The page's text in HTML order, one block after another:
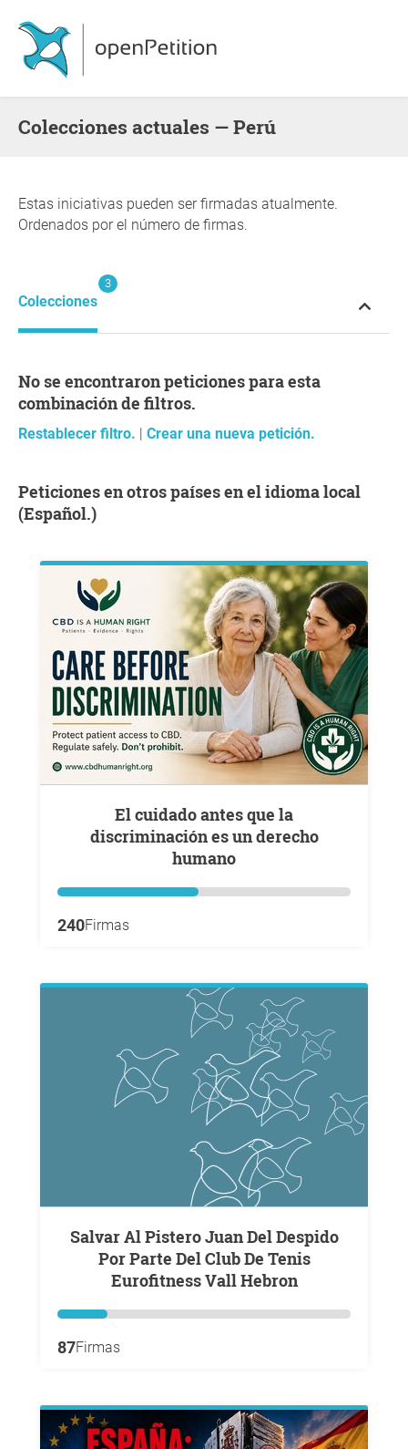
Colecciones actuales — Perú
Estas iniciativas pueden ser firmadas atualmente.
Ordenados por el número de firmas.
Colecciones
3
No se encontraron peticiones para esta
combinación de filtros.
Restablecer filtro. | Crear una nueva petición.
Peticiones en otros países en el idioma local
(Español.)
El cuidado antes que la
discriminación es un derecho
humano
240Firmas
Salvar Al Pistero Juan Del Despido
Por Parte Del Club De Tenis
Eurofitness Vall Hebron
87Firmas